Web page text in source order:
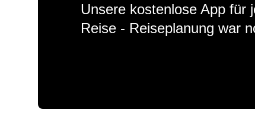
Unsere kostenlose App für
Reise - Reiseplanung war